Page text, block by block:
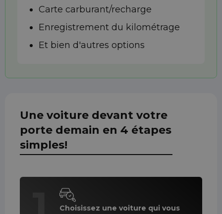
Carte carburant/recharge
Enregistrement du kilométrage
Et bien d'autres options
Une voiture devant votre
porte demain en 4 étapes
simples!
Choisissez une voiture qui vous